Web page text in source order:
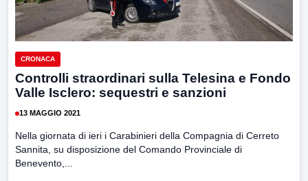
CRONACA
Controlli straordinari sulla Telesina e Fondo
Valle Isclero: sequestri e sanzioni
13 MAGGIO 2021
Nella giornata di ieri i Carabinieri della Compagnia di Cerreto
Sannita, su disposizione del Comando Provinciale di
Benevento,...